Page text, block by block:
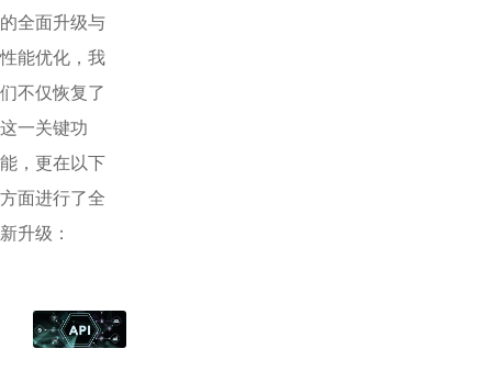
的全面升级与
性能优化，我
们不仅恢复了
这一关键功
能，更在以下
方面进行了全
新升级：